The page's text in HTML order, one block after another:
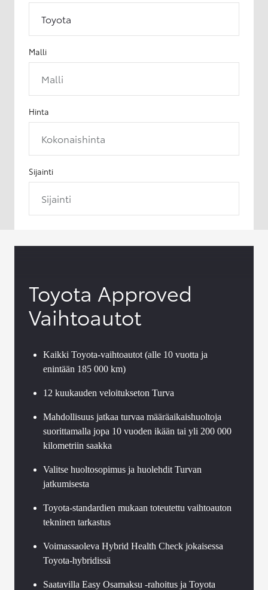
Toyota
Malli
Malli
Hinta
Kokonaishinta
Sijainti
Sijainti
Toyota Approved
Vaihtoautot
Kaikki Toyota-vaihtoautot (alle 10 vuotta ja
enintään 185 000 km)
12 kuukauden veloitukseton Turva
Mahdollisuus jatkaa turvaa määräaikaishuoltoja
suorittamalla jopa 10 vuoden ikään tai yli 200 000
kilometriin saakka
Valitse huoltosopimus ja huolehdit Turvan
jatkumisesta
Toyota-standardien mukaan toteutettu vaihtoauton
tekninen tarkastus
Voimassaoleva Hybrid Health Check jokaisessa
Toyota-hybridissä
Saatavilla Easy Osamaksu -rahoitus ja Toyota